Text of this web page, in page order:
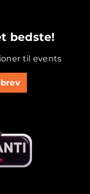
bedste!
til events